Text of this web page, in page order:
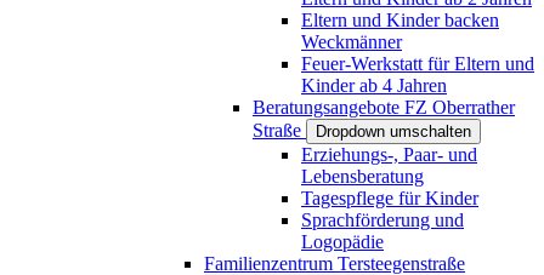
Eltern und Kinder backen
Weckmänner
Feuer-Werkstatt für Eltern und
Kinder ab 4 Jahren
Beratungsangebote FZ Oberrather
Straße
Dropdown umschalten
Erziehungs-, Paar- und
Lebensberatung
Tagespflege für Kinder
Sprachförderung und
Logopädie
Familienzentrum Tersteegenstraße